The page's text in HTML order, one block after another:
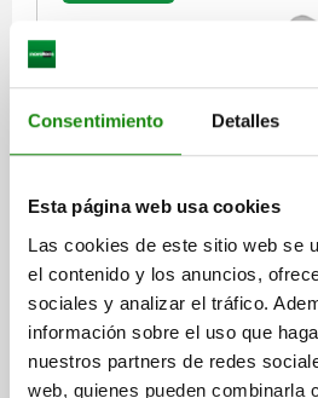
Consentimiento Detalles
Esta página web usa cookies
Las cookies de este sitio web se
el contenido y los anuncios,
sociales y analizar el tráfico.
información sobre el uso que
nuestros partners de redes
web, quienes pueden combinarla
PERF.ATORNILLADA VISIBLE,
ACERO INOXIDABLE 1.4301
MATERIAL DEL CUERPO DE
D2=2,5 FUERZA DE RETENCIÓN F1